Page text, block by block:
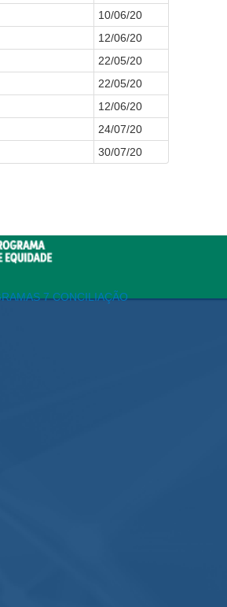
10/06/20
12/06/20
22/05/20
22/05/20
12/06/20
24/07/20
30/07/20